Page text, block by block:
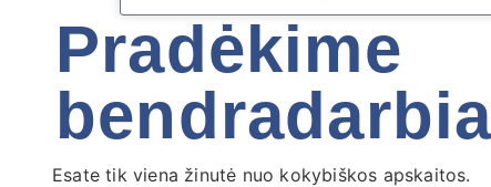
Pradėkime
Esate tik viena žinutė nuo kokybiškos apskaitos.